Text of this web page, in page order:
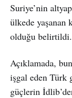
Suriye’nin
ülkede yaşanan
olduğu belirtildi.
Açıklamada,
işgal eden Türk
güçlerin